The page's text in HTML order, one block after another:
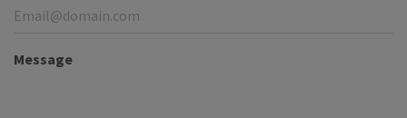
Message